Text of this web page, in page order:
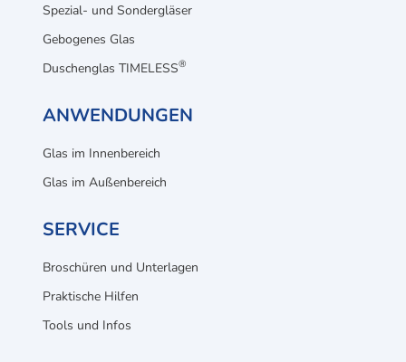
Spezial- und Sondergläser
Gebogenes Glas
Duschenglas TIMELESS®
ANWENDUNGEN
Glas im Innenbereich
Glas im Außenbereich
SERVICE
Broschüren und Unterlagen
Praktische Hilfen
Tools und Infos